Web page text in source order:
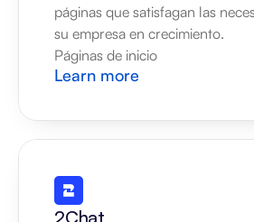
páginas que satisfagan las
su empresa en crecimiento.
Páginas de inicio
Learn more
2Chat